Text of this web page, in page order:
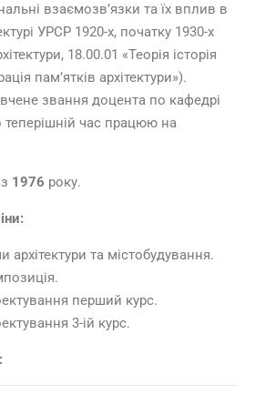
взаємозв’язки та їх вплив в
УРСР 1920-х, початку 1930-х
18.00.01 «Теорія історія
пам’ятків архітектури»).
звання доцента по кафедрі
теперішній час працюю на
з 1976 року.
архітектури та містобудування.
перший курс.
3-ій курс.